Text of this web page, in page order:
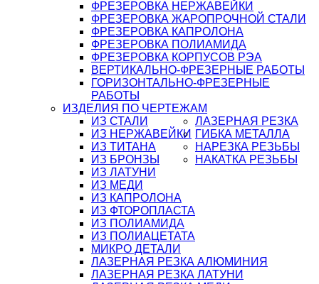
ФРЕЗЕРОВКА НЕРЖАВЕЙКИ
ФРЕЗЕРОВКА ЖАРОПРОЧНОЙ СТАЛИ
ФРЕЗЕРОВКА КАПРОЛОНА
ФРЕЗЕРОВКА ПОЛИАМИДА
ФРЕЗЕРОВКА КОРПУСОВ РЭА
ВЕРТИКАЛЬНО-ФРЕЗЕРНЫЕ РАБОТЫ
ГОРИЗОНТАЛЬНО-ФРЕЗЕРНЫЕ
РАБОТЫ
ИЗДЕЛИЯ ПО ЧЕРТЕЖАМ
ИЗ СТАЛИ
ИЗ НЕРЖАВЕЙКИ
ИЗ ТИТАНА
ИЗ БРОНЗЫ
ИЗ ЛАТУНИ
ИЗ МЕДИ
ИЗ КАПРОЛОНА
ИЗ ФТОРОПЛАСТА
ИЗ ПОЛИАМИДА
ИЗ ПОЛИАЦЕТАТА
МИКРО ДЕТАЛИ
ЛАЗЕРНАЯ РЕЗКА
ЛАЗЕРНАЯ РЕЗКА АЛЮМИНИЯ
ЛАЗЕРНАЯ РЕЗКА ЛАТУНИ
ГИБКА МЕТАЛЛА
НАРЕЗКА РЕЗЬБЫ
НАКАТКА РЕЗЬБЫ